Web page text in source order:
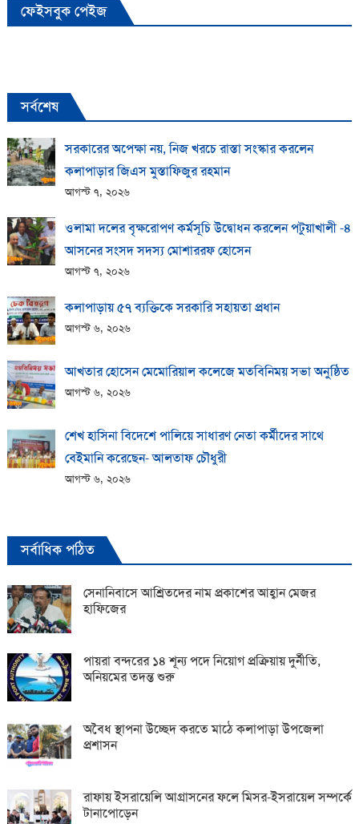
ফেইসবুক পেইজ
সর্বশেষ
সরকারের অপেক্ষা নয়, নিজ খরচে রাস্তা সংস্কার করলেন
কলাপাড়ার জিএস মুস্তাফিজুর রহমান
আগস্ট ৭, ২০২৬
ওলামা দলের বৃক্ষরোপণ কর্মসূচি উদ্বোধন করলেন পটুয়াখালী -৪
আসনের সংসদ সদস্য মোশাররফ হোসেন
আগস্ট ৭, ২০২৬
কলাপাড়ায় ​৫৭ ব্যক্তিকে সরকারি সহায়তা প্রধান
আগস্ট ৬, ২০২৬
আখতার হোসেন মেমোরিয়াল কলেজে মতবিনিময় সভা অনুষ্ঠিত
আগস্ট ৬, ২০২৬
শেখ হাসিনা বিদেশে পালিয়ে সাধারণ নেতা কর্মীদের সাথে
বেইমানি করেছেন- আলতাফ চৌধুরী
আগস্ট ৬, ২০২৬
সর্বাধিক পঠিত
সেনানিবাসে আশ্রিতদের নাম প্রকাশের আহ্বান মেজর
হাফিজের
পায়রা বন্দরের ১৪ শূন্য পদে নিয়োগ প্রক্রিয়ায় দুর্নীতি,
অনিয়মের তদন্ত শুরু
অবৈধ স্থাপনা উচ্ছেদ করতে মাঠে কলাপাড়া উপজেলা
প্রশাসন
রাফায় ইসরায়েলি আগ্রাসনের ফলে মিসর-ইসরায়েল সম্পর্কে
টানাপোড়েন